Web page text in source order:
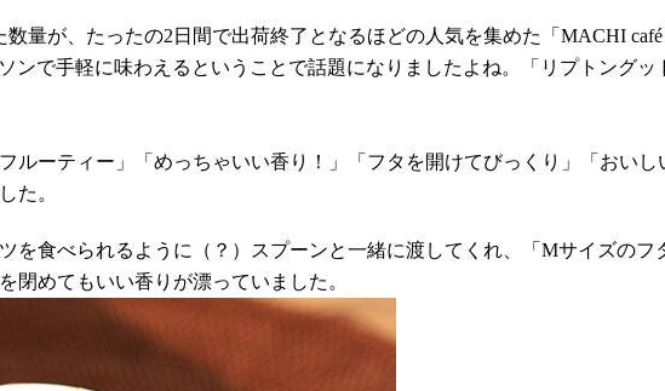
数量が、たったの2日間で出荷終了となるほどの人気を集めた「MACHI
ンで手軽に味わえるということで話題になりましたよね。「リプトング
ルーティー」「めっちゃいい香り！」「フタを開けてびっくり」「おい
た。
を食べられるように（？）スプーンと一緒に渡してくれ、「Mサイズの
閉めてもいい香りが漂っていました。